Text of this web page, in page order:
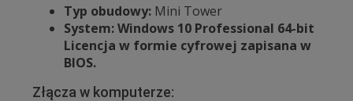
Typ obudowy: Mini Tower
System: Windows 10 Professional 64-bit
Licencja w formie cyfrowej zapisana w
BIOS.
Złącza w komputerze: